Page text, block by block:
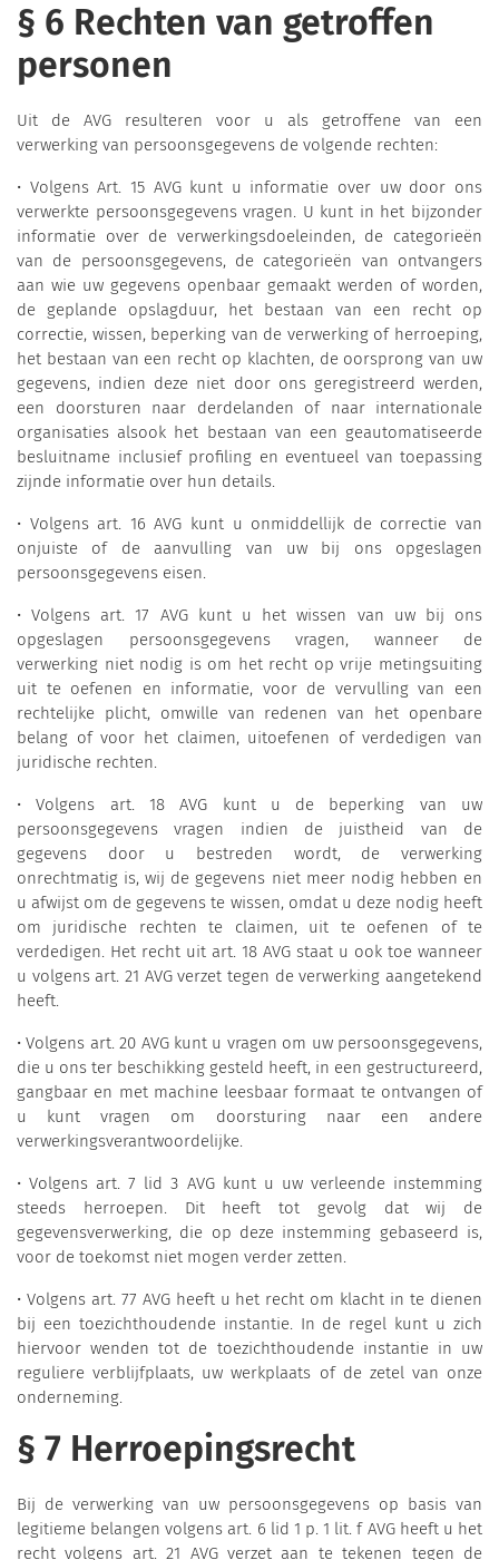
§ 6 Rechten van getroffen
personen
Uit de AVG resulteren voor u als getroffene van een
verwerking van persoonsgegevens de volgende rechten:
• Volgens Art. 15 AVG kunt u informatie over uw door ons
verwerkte persoonsgegevens vragen. U kunt in het bijzonder
informatie over de verwerkingsdoeleinden, de categorieën
van de persoonsgegevens, de categorieën van ontvangers
aan wie uw gegevens openbaar gemaakt werden of worden,
de geplande opslagduur, het bestaan van een recht op
correctie, wissen, beperking van de verwerking of herroeping,
het bestaan van een recht op klachten, de oorsprong van uw
gegevens, indien deze niet door ons geregistreerd werden,
een doorsturen naar derdelanden of naar internationale
organisaties alsook het bestaan van een geautomatiseerde
besluitname inclusief profiling en eventueel van toepassing
zijnde informatie over hun details.
• Volgens art. 16 AVG kunt u onmiddellijk de correctie van
onjuiste of de aanvulling van uw bij ons opgeslagen
persoonsgegevens eisen.
• Volgens art. 17 AVG kunt u het wissen van uw bij ons
opgeslagen persoonsgegevens vragen, wanneer de
verwerking niet nodig is om het recht op vrije metingsuiting
uit te oefenen en informatie, voor de vervulling van een
rechtelijke plicht, omwille van redenen van het openbare
belang of voor het claimen, uitoefenen of verdedigen van
juridische rechten.
• Volgens art. 18 AVG kunt u de beperking van uw
persoonsgegevens vragen indien de juistheid van de
gegevens door u bestreden wordt, de verwerking
onrechtmatig is, wij de gegevens niet meer nodig hebben en
u afwijst om de gegevens te wissen, omdat u deze nodig heeft
om juridische rechten te claimen, uit te oefenen of te
verdedigen. Het recht uit art. 18 AVG staat u ook toe wanneer
u volgens art. 21 AVG verzet tegen de verwerking aangetekend
heeft.
• Volgens art. 20 AVG kunt u vragen om uw persoonsgegevens,
die u ons ter beschikking gesteld heeft, in een gestructureerd,
gangbaar en met machine leesbaar formaat te ontvangen of
u kunt vragen om doorsturing naar een andere
verwerkingsverantwoordelijke.
• Volgens art. 7 lid 3 AVG kunt u uw verleende instemming
steeds herroepen. Dit heeft tot gevolg dat wij de
gegevensverwerking, die op deze instemming gebaseerd is,
voor de toekomst niet mogen verder zetten.
• Volgens art. 77 AVG heeft u het recht om klacht in te dienen
bij een toezichthoudende instantie. In de regel kunt u zich
hiervoor wenden tot de toezichthoudende instantie in uw
reguliere verblijfplaats, uw werkplaats of de zetel van onze
onderneming.
§ 7 Herroepingsrecht
Bij de verwerking van uw persoonsgegevens op basis van
legitieme belangen volgens art. 6 lid 1 p. 1 lit. f AVG heeft u het
recht volgens art. 21 AVG verzet aan te tekenen tegen de